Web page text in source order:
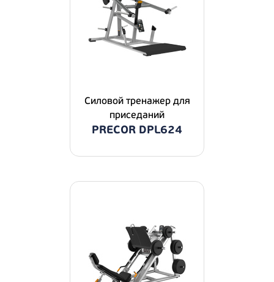
Силовой тренажер для
приседаний
PRECOR DPL624